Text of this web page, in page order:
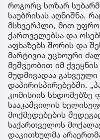
როგორც სოზარ
საუბრისას აღნიშნა,
მსხვერპლი, მით უფრო
ქართველებსა და
აფხაზებს შორის და
მარტივია უცხოური
მეშვეობით იმ
მუდმივადაა
დაპირისპირებებში.
კომისიის
სააკაშვილის
მოქმედებების
საქართველოს
დაკითხულმა